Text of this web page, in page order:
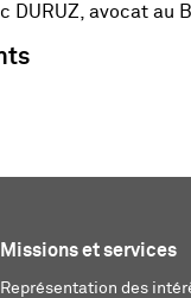
DURUZ, avocat au
Missions et services
Représentation des